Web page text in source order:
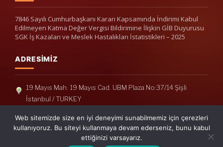
7846 Sayılı Cumhurbaşkanı Kararı Kapsamında İndirimi Kabul
Edilmeyen Katma Değer Vergisi Bildirimine İlişkin GİB Duyurusu
SGK İş Kazaları ve Meslek Hastalıkları İstatistikleri – 2025
ADRESIMIZ
19 Mayıs Mah. 19 Mayıs Cad. UBM Plaza No:37/14 Şişli
İstanbul / TURKEY
Telefon: +90(212) 240 33 39
Telefon: +90(212) 248 19 36
info@erisymm.com
Web sitemizde size en iyi deneyimi sunabilmemiz için çerezleri
kullanıyoruz. Bu siteyi kullanmaya devam ederseniz, bunu kabul
ettiğinizi varsayarız.